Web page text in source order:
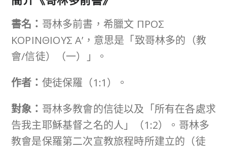
書名： 哥林多前書，希臘文 ΠΡΟΣ
ΚΟΡΙΝΘΙΟΥΣ A’，意思是「致哥林多的（教
會/信徒）（一）」。
作者： 使徒保羅（1:1）。
對象： 哥林多教會的信徒以及「所有在各處求
告我主耶穌基督之名的人」（1:2）。哥林多
教會是保羅第二次宣教旅程時所建立的（徒